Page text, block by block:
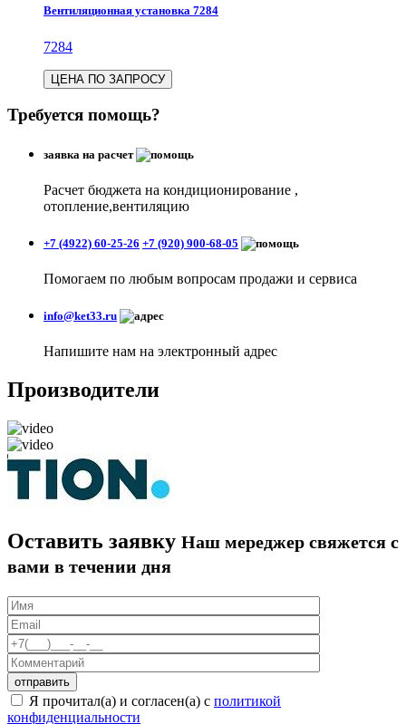
Вентиляционная установка 7284
7284
ЦЕНА ПО ЗАПРОСУ
Требуется помощь?
заявка на расчет
Расчет бюджета на кондиционирование ,
отопление,вентиляцию
+7 (4922) 60-25-26 +7 (920) 900-68-05
Помогаем по любым вопросам продажи и сервиса
info@ket33.ru
Напишите нам на электронный адрес
Производители
Оставить заявку Наш мереджер свяжется с
вами в течении дня
Я прочитал(а) и согласен(а) с политикой
конфиденциальности